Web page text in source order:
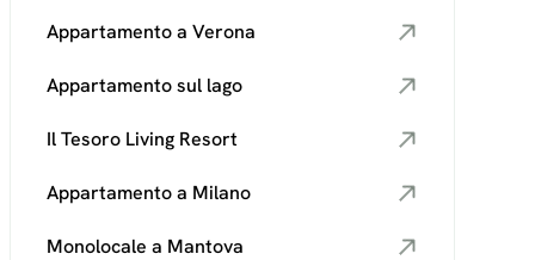
Appartamento a Verona
Appartamento sul lago
Il Tesoro Living Resort
Appartamento a Milano
Monolocale a Mantova